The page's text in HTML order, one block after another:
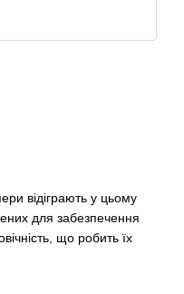
відіграють у цьому
для забезпечення
що робить їх